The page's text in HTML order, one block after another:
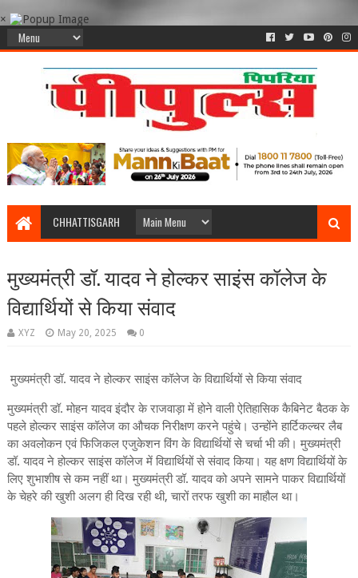
×
CHHATTISGARH
मुख्यमंत्री डॉ. यादव ने होल्कर साइंस कॉलेज के
विद्यार्थियों से किया संवाद
XYZ May 20, 2025 0
मुख्यमंत्री डॉ. यादव ने होल्कर साइंस कॉलेज के विद्यार्थियों से किया संवाद
मुख्यमंत्री डॉ. मोहन यादव इंदौर के राजवाड़ा में होने वाली ऐतिहासिक कैबिनेट बैठक के
पहले होल्कर साइंस कॉलेज का औचक निरीक्षण करने पहुंचे। उन्होंने हार्टिकल्चर लैब
का अवलोकन एवं फिजिकल एजुकेशन विंग के विद्यार्थियों से चर्चा भी की। मुख्यमंत्री
डॉ. यादव ने होल्कर साइंस कॉलेज में विद्यार्थियों से संवाद किया। यह क्षण विद्यार्थियों के
लिए शुभाशीष से कम नहीं था। मुख्यमंत्री डॉ. यादव को अपने सामने पाकर विद्यार्थियों
के चेहरे की खुशी अलग ही दिख रही थी, चारों तरफ खुशी का माहौल था।